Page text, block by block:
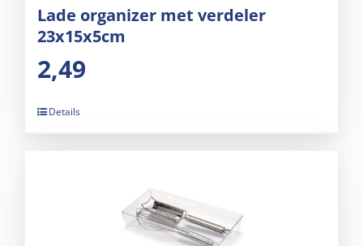
Lade organizer met verdeler
23x15x5cm
2,49
Details